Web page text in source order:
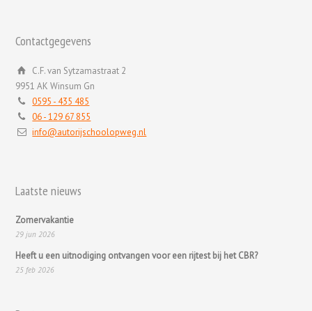
Contactgegevens
C.F. van Sytzamastraat 2
9951 AK Winsum Gn
0595 - 435 485
06 - 129 67 855
info@autorijschoolopweg.nl
Laatste nieuws
Zomervakantie
29 jun 2026
Heeft u een uitnodiging ontvangen voor een rijtest bij het CBR?
25 feb 2026